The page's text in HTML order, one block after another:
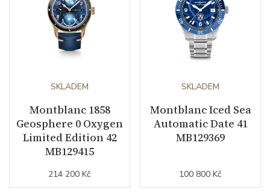
Typ strojku MB 2417 Montblanc
Rezerva chodu strojku
Kalibr strojku automatický nátah
Kameny strojku 26
Kyvy strojku
SKLADEM
Montblanc 1858
Geosphere 0 Oxygen
Limited Edition 42
MB129415
214 200 Kč
SKLADEM
Montblanc Iced Sea
Automatic Date 41
MB129369
100 800 Kč